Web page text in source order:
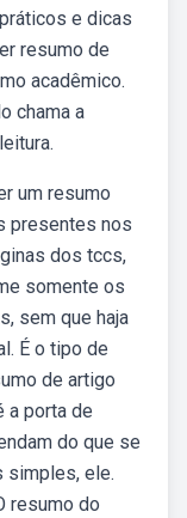
e dicas
resumo de
acadêmico.
chama a
um resumo
presentes nos
dos tccs,
somente os
sem que haja
É o tipo de
de artigo
a porta de
do que se
simples, ele.
resumo do